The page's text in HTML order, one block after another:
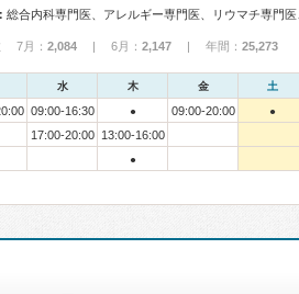
7月： 2,084 | 6月： 2,147 | 年間： 25,273
水 木 金 土
09:00-16:30 ● 09:00-20:00 ●
17:00-20:00
13:00-16:00
●